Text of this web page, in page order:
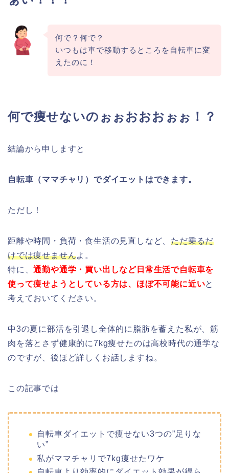
何で？何で？
いつもは車で移動するところを自転車に変
えたのに！
何で痩せないのぉぉおおおぉぉ！？
結論から申しますと
自転車（ママチャリ）でダイエットはできます。
ただし！
距離や時間・負荷・食生活の見直しなど、ただ乗るだ
けでは痩せませんよ。
特に、通勤や通学・買い出しなど日常生活で自転車を
使って痩せようとしている方は、ほぼ不可能に近いと
考えておいてください。
中3の夏に部活を引退し全体的に脂肪を蓄えた私が、筋
肉を落とさず健康的に7kg痩せたのは高校時代の通学な
のですが、後ほど詳しくお話しますね。
この記事では
自転車ダイエットで痩せない3つの”足りな
い”
私がママチャリで7kg痩せたワケ